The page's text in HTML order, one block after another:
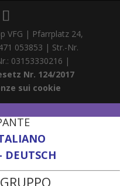
VFG | Pfarrplatz 24,
053853 | Str.-Nr.
03153330216 |
Nr. 124/2017
sui cookie